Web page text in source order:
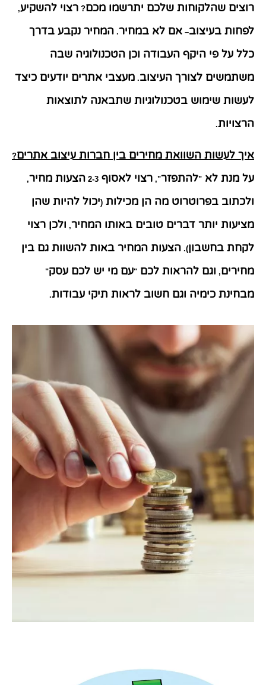
רוצים שהלקוחות שלכם יתרשמו מכם? רצוי להשקיע,
לפחות בעיצוב– אם לא במחיר. המחיר נקבע בדרך
כלל על פי היקף העבודה וכן הטכנולוגיה שבה
משתמשים לצורך העיצוב. מעצבי אתרים יודעים כיצד
לעשות שימוש בטכנולוגיות שתבאנה לתוצאות
הרצויות.
איך לעשות השוואת מחירים בין חברות עיצוב אתרים?
על מנת לא "להתפזר", רצוי לאסוף 2-3 הצעות מחיר,
ולכתוב בפרוטרוט מה הן מכילות (יכול להיות שהן
מציעות יותר דברים טובים באותו המחיר, ולכן רצוי
לקחת בחשבון). הצעות המחיר באות להשוות גם בין
מחירים, וגם להראות לכם "עם מי יש לכם עסק"
מבחינת כימיה וגם חשוב לראות תיקי עבודות.